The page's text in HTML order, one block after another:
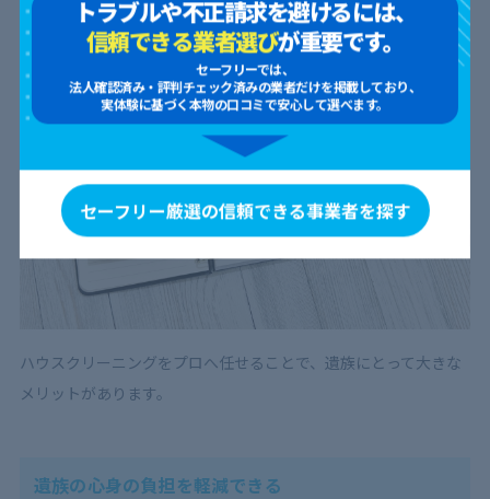
ハウスクリーニングをプロへ任せることで、遺族にとって大きな
メリットがあります。
遺族の心身の負担を軽減できる
トラブルや不正請求を避けるには、
信頼できる業者選びが重要です。
セーフリーでは、
法人確認済み・評判チェック済みの業者だけを掲載しており、
実体験に基づく本物の口コミで安心して選べます。
セーフリー厳選の信頼できる事業者を探す